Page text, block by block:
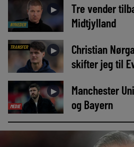
NYHEDER
►
Tre vender
Midtjylland
TRANSFER ►
Christian
skifter jeg til
MEDIE
►
Manchester
og Bayern